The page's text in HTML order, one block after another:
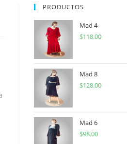
PRODUCTOS
Mad 4
$118.00
Mad 8
$128.00
Mad 6
$98.00